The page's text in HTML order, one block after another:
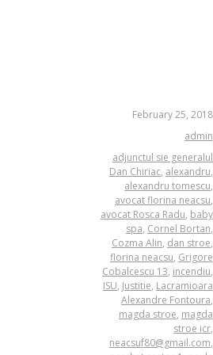
February 25, 2018
admin
adjunctul sie generalul
Dan Chiriac, alexandru,
alexandru tomescu,
avocat florina neacsu,
avocat Rosca Radu, baby
spa, Cornel Bortan,
Cozma Alin, dan stroe,
florina neacsu, Grigore
Cobalcescu 13, incendiu,
ISU, Justitie, Lacramioara
Alexandre Fontoura,
magda stroe, magda
stroe icr,
neacsuf80@gmail.com,